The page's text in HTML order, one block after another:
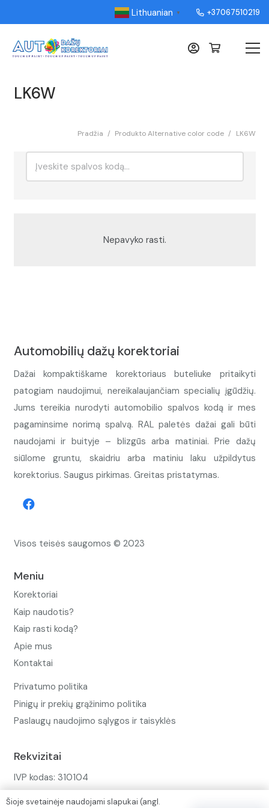
Lithuanian ▼ +37067510219
LK6W
Pradžia / Produkto Alternative color code / LK6W
Nepavyko rasti.
Automobilių dažų korektoriai
Dažai kompaktiškame korektoriaus buteliuke pritaikyti
patogiam naudojimui, nereikalaujančiam specialių įgūdžių.
Jums tereikia nurodyti automobilio spalvos kodą ir mes
pagaminsime norimą spalvą. RAL paletės dažai gali būti
naudojami ir buityje – blizgūs arba matiniai. Prie dažų
siūlome gruntu, skaidriu arba matiniu laku užpildytus
korektorius. Saugus pirkimas. Greitas pristatymas.
Visos teisės saugomos © 2023
Meniu
Korektoriai
Kaip naudotis?
Kaip rasti kodą?
Apie mus
Kontaktai
Privatumo politika
Pinigų ir prekių grąžinimo politika
Paslaugų naudojimo sąlygos ir taisyklės
Rekvizitai
IVP kodas: 310104
Šioje svetainėje naudojami slapukai (angl.